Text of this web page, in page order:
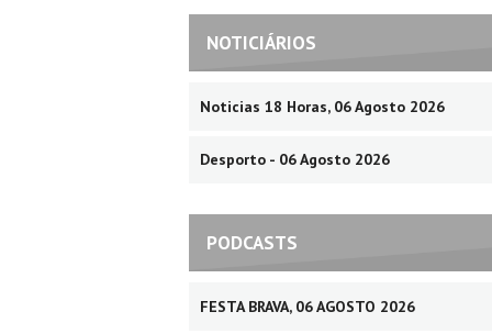
NOTICIÁRIOS
Noticias 18 Horas, 06 Agosto 2026
Desporto - 06 Agosto 2026
PODCASTS
FESTA BRAVA, 06 AGOSTO 2026